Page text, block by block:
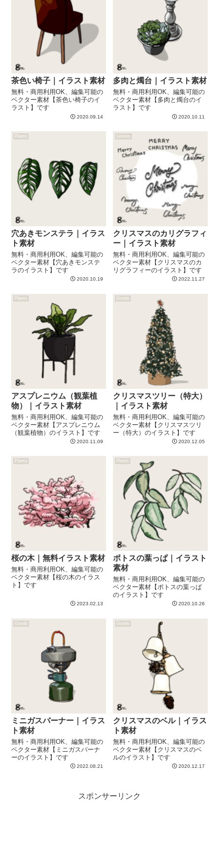
茶色い椅子｜イラスト素材
無料・商用利用OK、編集可能の
ベクター素材【茶色い椅子のイ
ラスト】です
2020.09.14
多肉と燭台｜イラスト素材
無料・商用利用OK、編集可能の
ベクター素材【多肉と燭台のイ
ラスト】です
2020.10.11
Plants
穴あきモンステラ｜イラス
ト素材
無料・商用利用OK、編集可能の
ベクター素材【穴あきモンステ
ラのイラスト】です
2020.10.19
Letters
クリスマスのカリグラフィ
ー｜イラスト素材
無料・商用利用OK、編集可能の
ベクター素材【クリスマスのカ
リグラフィーのイラスト】です
2022.11.27
Plants
アスプレニウム（観葉植
物）｜イラスト素材
無料・商用利用OK、編集可能の
ベクター素材【アスプレニウム
（観葉植物）のイラスト】です
2020.11.09
Goods
クリスマスツリー（特大）
｜イラスト素材
無料・商用利用OK、編集可能の
ベクター素材【クリスマスツリ
ー（特大）のイラスト】です
2020.12.05
Plants
桜の木｜無料イラスト素材
無料・商用利用OK、編集可能の
ベクター素材【桜の木のイラス
ト】です
2023.02.13
Plants
ポトスの葉っぱ｜イラスト
素材
無料・商用利用OK、編集可能の
ベクター素材【ポトスの葉っぱ
のイラスト】です
2020.10.26
Goods
ミニガスバーナー｜イラス
ト素材
無料・商用利用OK、編集可能の
ベクター素材【ミニガスバーナ
ーのイラスト】です
2022.08.21
Goods
クリスマスのベル｜イラス
ト素材
無料・商用利用OK、編集可能の
ベクター素材【クリスマスのベ
ルのイラスト】です
2020.12.17
スポンサーリンク